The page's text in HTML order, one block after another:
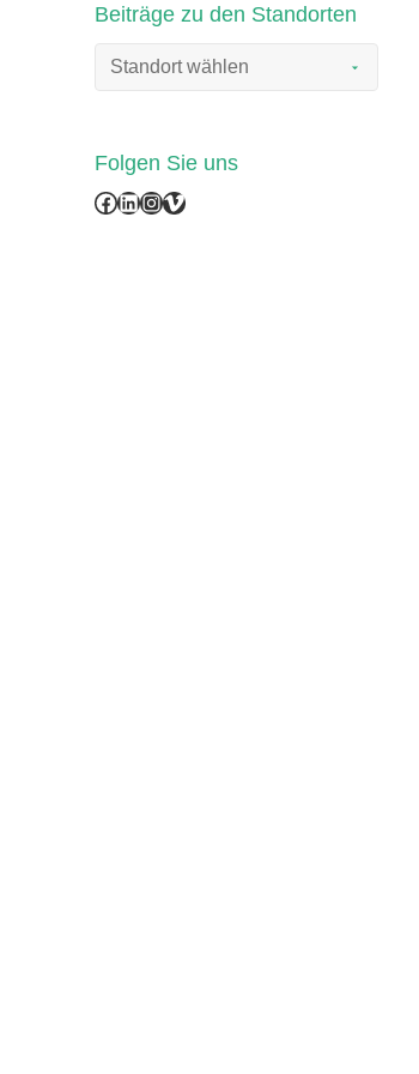
Beiträge zu den Standorten
Folgen Sie uns
Facebook
LinkedIn
Instagram
Vimeo